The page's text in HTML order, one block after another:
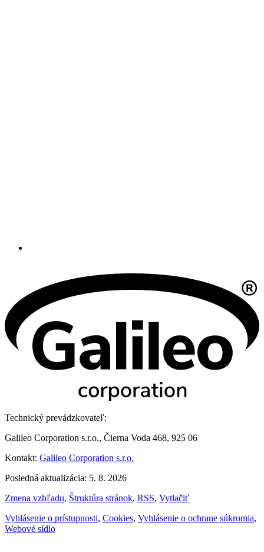
Technický prevádzkovateľ:
Galileo Corporation s.r.o., Čierna Voda 468, 925 06
Kontakt: Galileo Corporation s.r.o.
Posledná aktualizácia: 5. 8. 2026
Zmena vzhľadu, Štruktúra stránok, RSS, Vytlačiť
Vyhlásenie o prístupnosti, Cookies, Vyhlásenie o ochrane súkromia,
Webové sídlo